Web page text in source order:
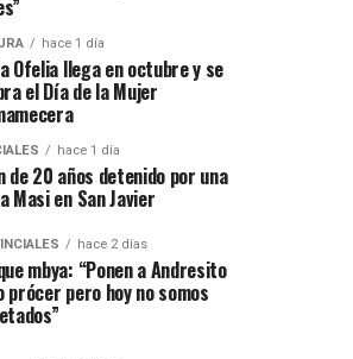
hace 1 día
Ofelia llega en octubre y se
el Día de la Mujer
hace 1 día
de 20 años detenido por una
Masi en San Javier
hace 2 días
mbya: “Ponen a Andresito
prócer pero hoy no somos